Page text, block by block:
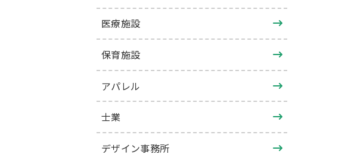
医療施設
保育施設
アパレル
士業
デザイン事務所